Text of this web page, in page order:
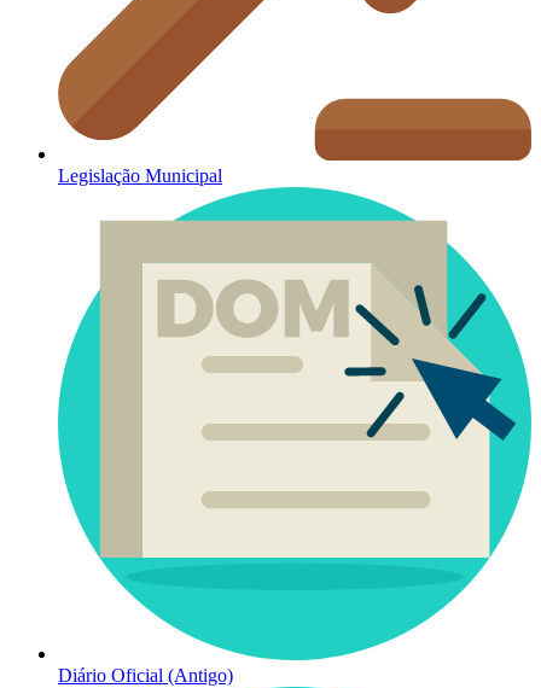
Legislação Municipal
Diário Oficial (Antigo)